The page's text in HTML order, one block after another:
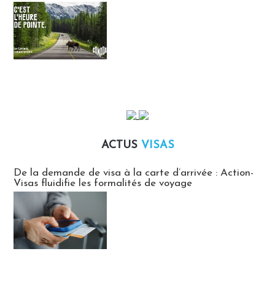
ACTUS VISAS
De la demande de visa à la carte d’arrivée : Action-
Visas fluidifie les formalités de voyage